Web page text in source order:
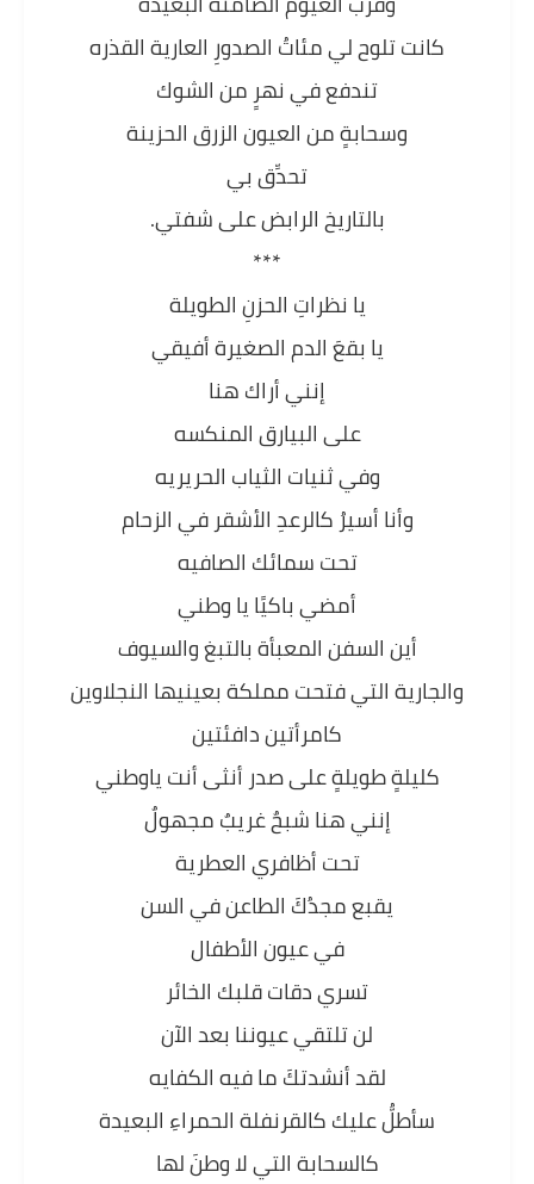
كانت تلوح لي مئاتُ الصدورِ العارية القذره
تندفع في نهرٍ من الشوك
وسحابةٍ من العيون الزرق الحزينة
تحدِّق بي
بالتاريخ الرابض على شفتي.
***
يا نظراتِ الحزنِ الطويلة
يا بقعَ الدم الصغيرة أفيقي
إنني أراك هنا
على البيارق المنكسه
وفي ثنيات الثياب الحريريه
وأنا أسيرُ كالرعدِ الأشقر في الزحام
تحت سمائك الصافيه
أمضي باكيًا يا وطني
أين السفن المعبأة بالتبغ والسيوف
والجارية التي فتحت مملكة بعينيها النجلاوين
كامرأتين دافئتين
كليلةٍ طويلةٍ على صدر أنثى أنت ياوطني
إنني هنا شبحٌ غريبٌ مجهولٌ
تحت أظافري العطرية
يقبع مجدُكَ الطاعن في السن
في عيون الأطفال
تسري دقات قلبك الخائر
لن تلتقي عيوننا بعد الآن
لقد أنشدتكَ ما فيه الكفايه
سأطلُّ عليك كالقرنفلة الحمراءِ البعيدة
كالسحابة التي لا وطنَ لها